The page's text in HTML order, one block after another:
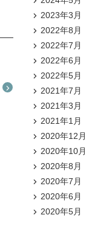
2023年3月
2022年8月
2022年7月
2022年6月
2022年5月
2021年7月
2021年3月
2021年1月
2020年12月
2020年10月
2020年8月
2020年7月
2020年6月
2020年5月